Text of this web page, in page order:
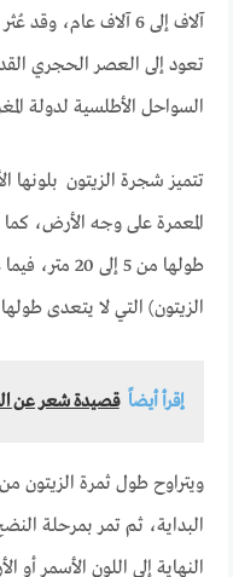
آلاف إلى 6 آلاف
تعود إلى العصر الحجري
السواحل الأطلسية لدولة
تتميز شجرة الزيتون
المعمرة على وجه الأرض، كما
طولها من 5
الزيتون) التي لا يتعدى طولها 4.6
إقرأ أيضاً قصيدة شعر عن
البداية، ثم تمر بمرحلة
النهاية إلى اللون الأسمر أو